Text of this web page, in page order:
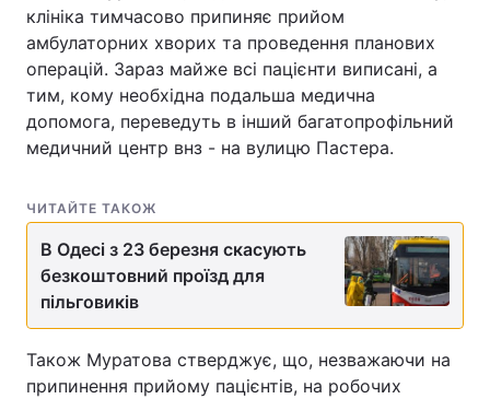
клініка тимчасово припиняє прийом
амбулаторних хворих та проведення планових
операцій. Зараз майже всі пацієнти виписані, а
тим, кому необхідна подальша медична
допомога, переведуть в інший багатопрофільний
медичний центр внз - на вулицю Пастера.
ЧИТАЙТЕ ТАКОЖ
В Одесі з 23 березня скасують
безкоштовний проїзд для
пільговиків
Також Муратова стверджує, що, незважаючи на
припинення прийому пацієнтів, на робочих